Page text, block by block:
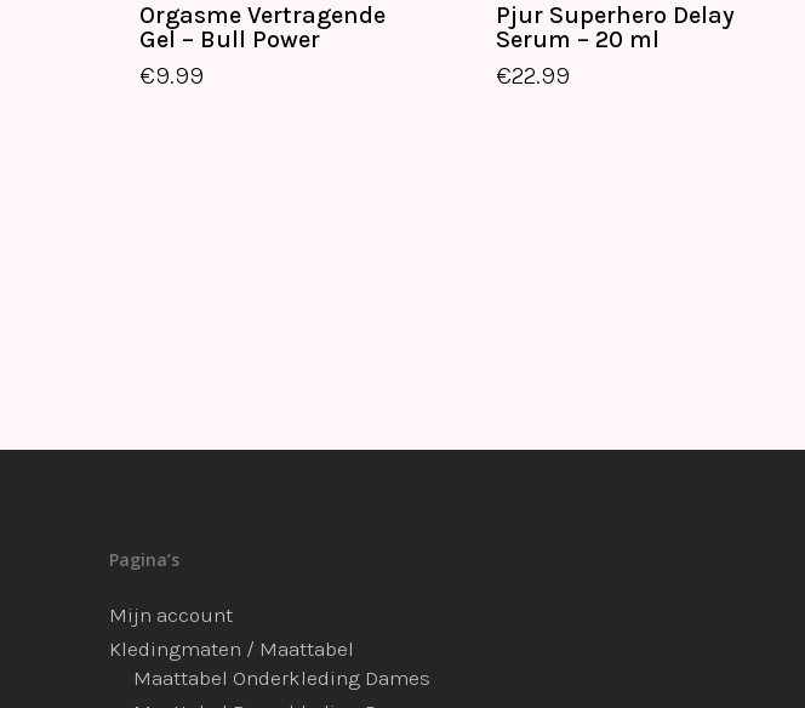
Orgasme Vertragende
Gel – Bull Power
€9.99
€9.99
Pjur Superhero Delay
Serum – 20 ml
€22.99
€ 22.99
Pagina’s
Mijn account
Kledingmaten / Maattabel
Maattabel Onderkleding Dames